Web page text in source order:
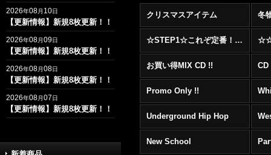
2026年08月 10日
【更新情報】新規8枚更新！！
2026年08月09日
【更新情報】新規8枚更新！！
2026年08月08日
【更新情報】新規8枚更新！！
2026年08月07日
【更新情報】新規8枚更新！！
クリスマスアイテム 冬
☆STEP1☆これぞ定番！！まずはここから！2000年代R&BフロアヒットBest 100 !!!
お買い得MIX CD !!
Promo Only !!
Underground Hip Hop
New School